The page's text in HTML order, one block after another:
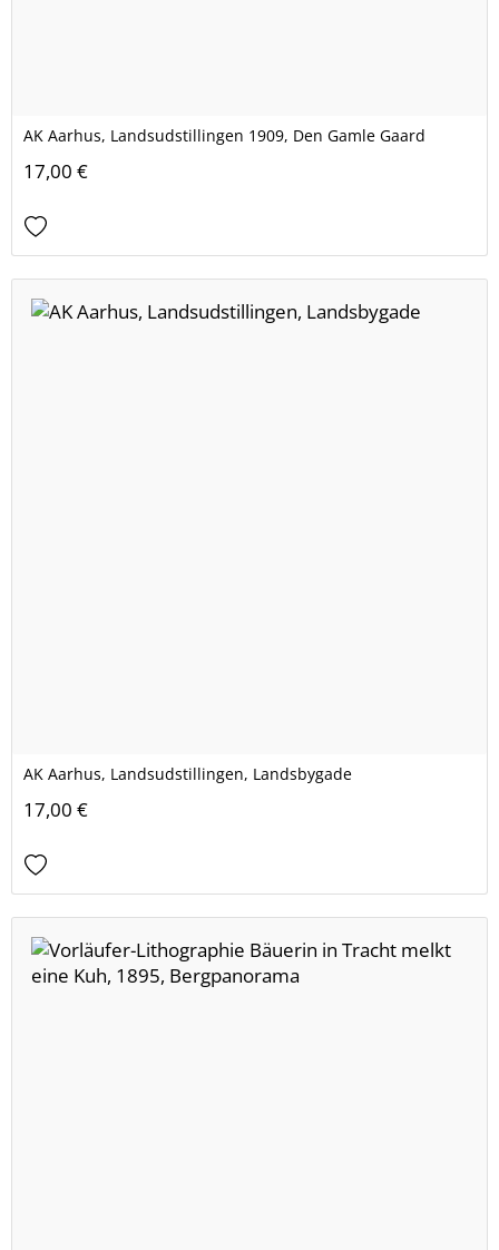
AK Aarhus, Landsudstillingen 1909, Den Gamle Gaard
17,00 €
AK Aarhus, Landsudstillingen, Landsbygade
17,00 €